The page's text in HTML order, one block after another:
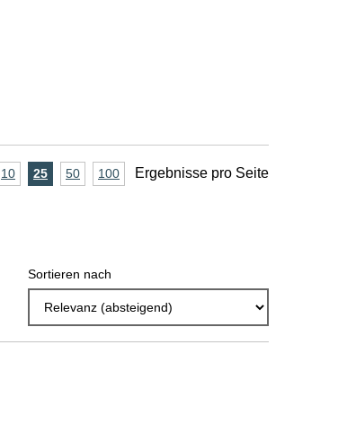
A
10Ergebnisse
25Ergebnisse
50Ergebnisse
100Ergebnisse
Ergebnisse pro Seite
Sortieren nach